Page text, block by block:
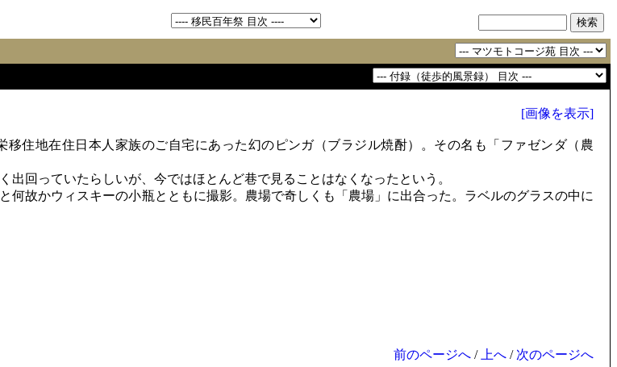
[画像を表示]
住地在住日本人家族のご自宅にあった幻のピンガ（ブラジル焼酎）。その名も「ファゼンダ（農
回っていたらしいが、今ではほとんど巷で見ることはなくなったという。
故かウィスキーの小瓶とともに撮影。農場で奇しくも「農場」に出合った。ラベルのグラスの中に
前のページへ / 上へ / 次のページへ